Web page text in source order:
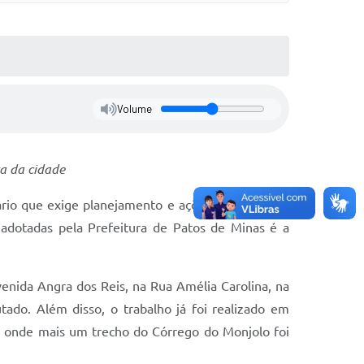
Volume
da cidade
que exige planejamento e ações contínuas do
pela Prefeitura de Patos de Minas é a
Angra dos Reis, na Rua Amélia Carolina, na
Além disso, o trabalho já foi realizado em
onde mais um trecho do Córrego do Monjolo foi